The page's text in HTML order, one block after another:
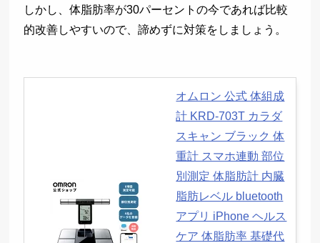
しかし、体脂肪率が30パーセントの今であれば比較
的改善しやすいので、諦めずに対策をしましょう。
オムロン 公式 体組成
計 KRD-703T カラダ
スキャン ブラック 体
重計 スマホ連動 部位
別測定 体脂肪計 内臓
脂肪レベル bluetooth
アプリ iPhone ヘルス
ケア 体脂肪率 基礎代